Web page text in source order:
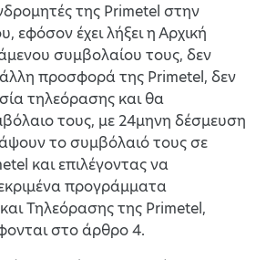
της Primetel στην
εφόσον έχει λήξει η Αρχική
συμβολαίου τους, δεν
προσφορά της Primetel, δεν
τηλεόρασης και θα
τους, με 24μηνη δέσμευση
το συμβόλαιό τους σε
και επιλέγοντας να
προγράμματα
Τηλεόρασης της Primetel,
στο άρθρο 4.